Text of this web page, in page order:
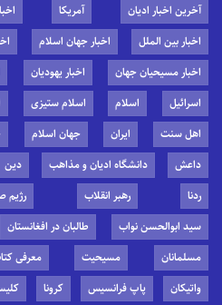
آخرین اخبار ادیان آمریکا
اخبار بین الملل
اخبار جهان اسلام
اخبار مسیحیان جهان
اخبار یهودیان
اسرائیل
اسلام اسلام ستیزی
اهل سنت
ایران جهان اسلام
داعش
دانشگاه ادیان و مذاهب دین
ردنا
رهبر انقلاب رژیم
سید ابوالحسن نواب
طالبان در افغانستان
مسلمانان
مسیحیت معرفی
واتیکان
پاپ فرانسیس کرونا